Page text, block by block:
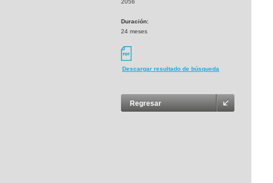
2056
Duración:
24 meses
Descargar resultado de búsqueda
Regresar